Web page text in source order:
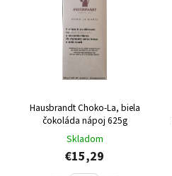
Hausbrandt Choko-La, biela
čokoláda nápoj 625g
Skladom
€15,29